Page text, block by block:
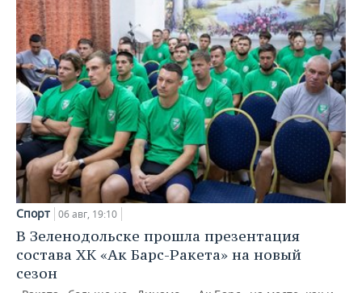
Спорт 06 авг, 19:10
В Зеленодольске прошла презентация
состава ХК «Ак Барс-Ракета» на новый
сезон